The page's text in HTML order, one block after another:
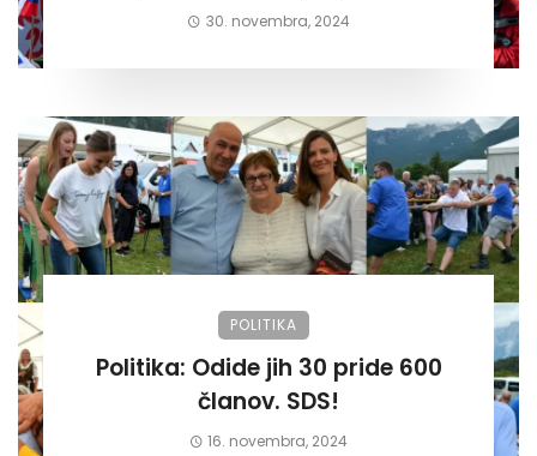
30. novembra, 2024
POLITIKA
Politika: Odide jih 30 pride 600
članov. SDS!
16. novembra, 2024